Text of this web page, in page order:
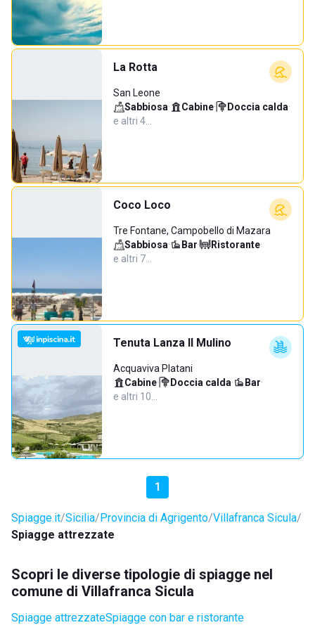
La Rotta
San Leone
Sabbiosa· Cabine· Doccia calda·
e altri 4…
Coco Loco
Tre Fontane, Campobello di Mazara
Sabbiosa· Bar· Ristorante·
e altri 7…
Tenuta Lanza Il Mulino
Acquaviva Platani
Cabine· Doccia calda· Bar·
e altri 10…
1
Spiagge.it Sicilia Provincia di Agrigento Villafranca Sicula
Spiagge attrezzate
Scopri le diverse tipologie di spiagge nel
comune di Villafranca Sicula
Spiagge attrezzateSpiagge con bar e ristorante